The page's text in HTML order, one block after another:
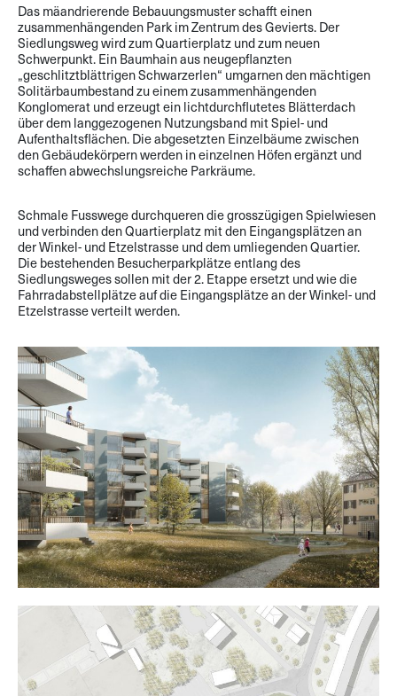
Das mäandrierende Bebauungsmuster schafft einen
zusammenhängenden Park im Zentrum des Gevierts. Der
Siedlungsweg wird zum Quartierplatz und zum neuen
Schwerpunkt. Ein Baumhain aus neugepflanzten
„geschlitztblättrigen Schwarzerlen“ umgarnen den mächtigen
Solitärbaumbestand zu einem zusammenhängenden
Konglomerat und erzeugt ein lichtdurchflutetes Blätterdach
über dem langgezogenen Nutzungsband mit Spiel- und
Aufenthaltsflächen. Die abgesetzten Einzelbäume zwischen
den Gebäudekörpern werden in einzelnen Höfen ergänzt und
schaffen abwechslungsreiche Parkräume.
Schmale Fusswege durchqueren die grosszügigen Spielwiesen
und verbinden den Quartierplatz mit den Eingangsplätzen an
der Winkel- und Etzelstrasse und dem umliegenden Quartier.
Die bestehenden Besucherparkplätze entlang des
Siedlungsweges sollen mit der 2. Etappe ersetzt und wie die
Fahrradabstellplätze auf die Eingangsplätze an der Winkel- und
Etzelstrasse verteilt werden.